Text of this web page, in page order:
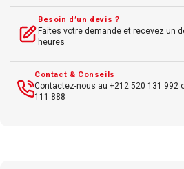
Besoin d’un devis ?
Faites votre demande et recevez un
heures
Contact & Conseils
Contactez-nous au +212 520 131 992
111 888